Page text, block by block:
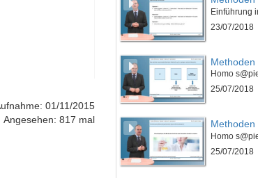
01/11/2015
Angesehen: 817 mal
23/07/2018
25/07/2018
25/07/2018